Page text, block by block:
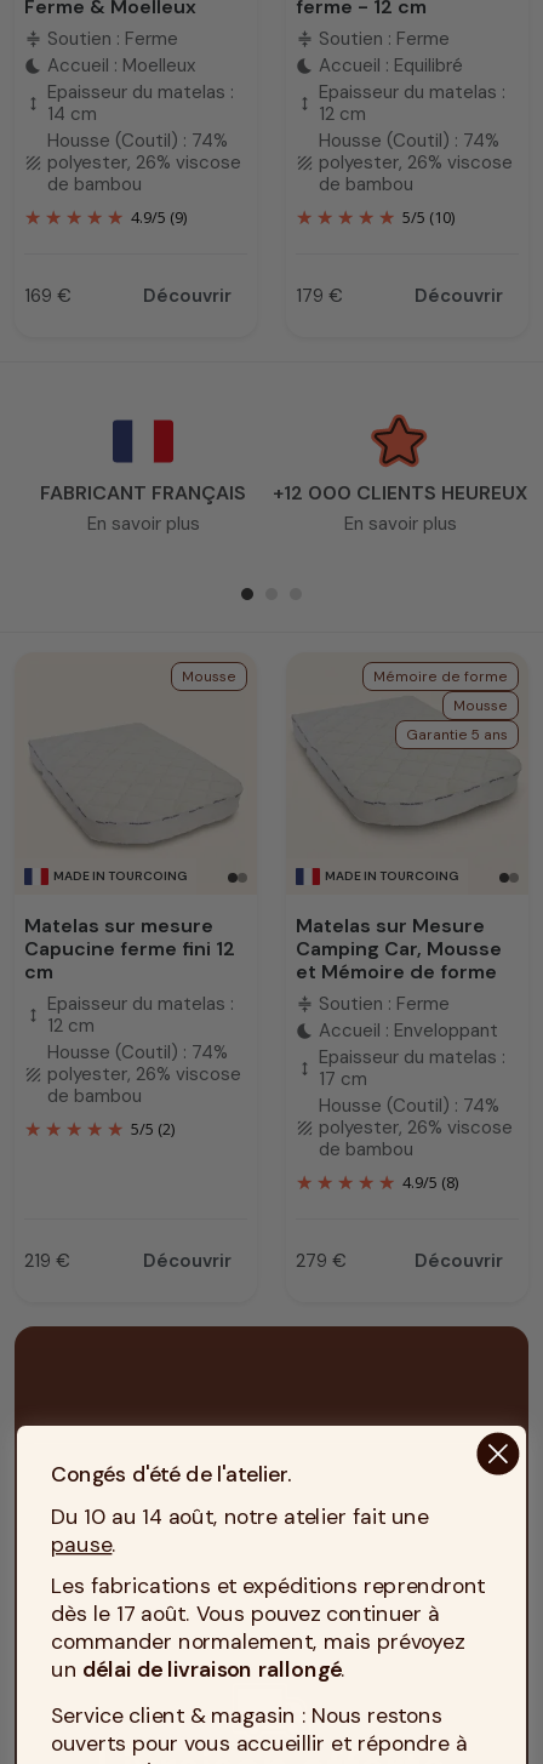
Ferme & Moelleux
compress Soutien : Ferme
bedtime Accueil : Moelleux
height
Epaisseur du matelas :
14 cm
texture
Housse (Coutil) : 74%
polyester, 26% viscose
de bambou
4.9/5 (9)
Prix
169 € Découvrir
ferme - 12 cm
compress Soutien : Ferme
bedtime Accueil : Equilibré
height
Epaisseur du matelas :
12 cm
texture
Housse (Coutil) : 74%
polyester, 26% viscose
de bambou
5/5 (10)
Prix
179 € Découvrir
FABRICANT FRANÇAIS
En savoir plus
+12 000 CLIENTS HEUREUX
En savoir plus
MADE IN TOURCOING
Mousse
Matelas sur mesure
Capucine ferme fini 12
cm
height
Epaisseur du matelas :
12 cm
texture
Housse (Coutil) : 74%
polyester, 26% viscose
de bambou
5/5 (2)
Prix
219 € Découvrir
MADE IN TOURCOING
Mémoire de forme
Mousse
Garantie 5 ans
Matelas sur Mesure
Camping Car, Mousse
et Mémoire de forme
compress Soutien : Ferme
bedtime Accueil : Enveloppant
height
Epaisseur du matelas :
17 cm
texture
Housse (Coutil) : 74%
polyester, 26% viscose
de bambou
4.9/5 (8)
Prix
279 € Découvrir
Congés d'été de l'atelier.
Du 10 au 14 août, notre atelier fait une
pause.
Les fabrications et expéditions reprendront
dès le 17 août. Vous pouvez continuer à
commander normalement, mais prévoyez
un délai de livraison rallongé.
Service client & magasin : Nous restons
ouverts pour vous accueillir et répondre à